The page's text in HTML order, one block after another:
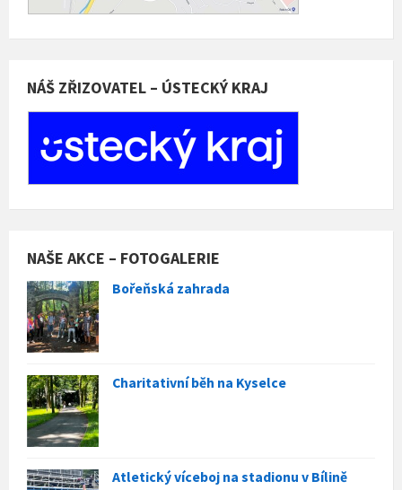
NÁŠ ZŘIZOVATEL – ÚSTECKÝ KRAJ
NAŠE AKCE – FOTOGALERIE
Bořeňská zahrada
Charitativní běh na Kyselce
Atletický víceboj na stadionu v Bílině